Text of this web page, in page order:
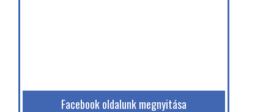
Facebook oldalunk megnyitása